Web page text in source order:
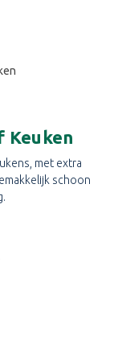
Keuken
met extra
schoon